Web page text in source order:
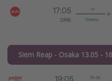
Siem Reap - Osaka 13.05 -